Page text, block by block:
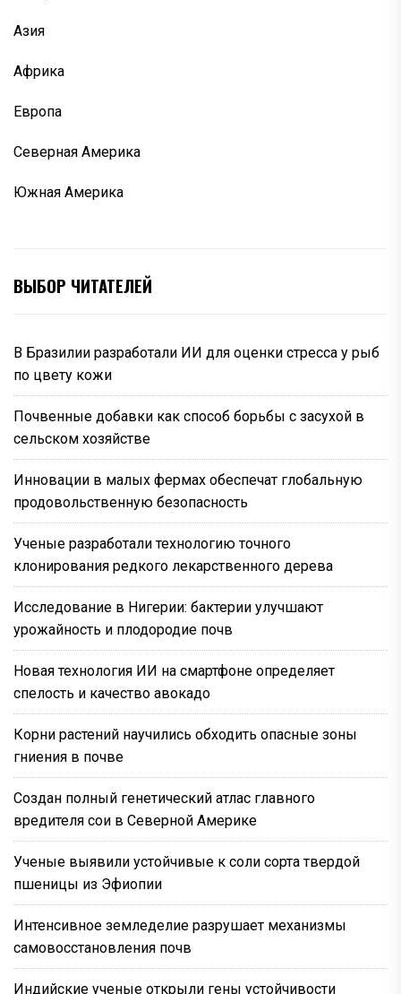
Азия
Африка
Европа
Северная Америка
Южная Америка
ВЫБОР ЧИТАТЕЛЕЙ
В Бразилии разработали ИИ для оценки стресса у рыб
по цвету кожи
Почвенные добавки как способ борьбы с засухой в
сельском хозяйстве
Инновации в малых фермах обеспечат глобальную
продовольственную безопасность
Ученые разработали технологию точного
клонирования редкого лекарственного дерева
Исследование в Нигерии: бактерии улучшают
урожайность и плодородие почв
Новая технология ИИ на смартфоне определяет
спелость и качество авокадо
Корни растений научились обходить опасные зоны
гниения в почве
Создан полный генетический атлас главного
вредителя сои в Северной Америке
Ученые выявили устойчивые к соли сорта твердой
пшеницы из Эфиопии
Интенсивное земледелие разрушает механизмы
самовосстановления почв
Индийские ученые открыли гены устойчивости